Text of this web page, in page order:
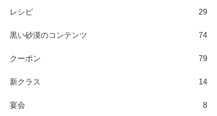
レシピ 29
黒い砂漠のコンテンツ 74
クーポン 79
新クラス 14
宴会 8